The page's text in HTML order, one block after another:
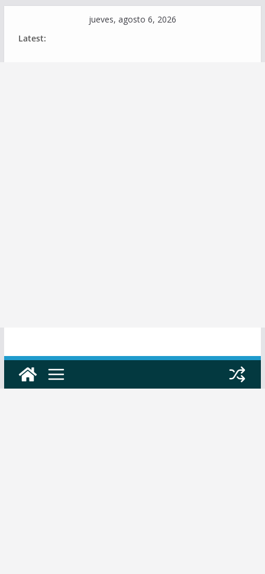
jueves, agosto 6, 2026
Latest: